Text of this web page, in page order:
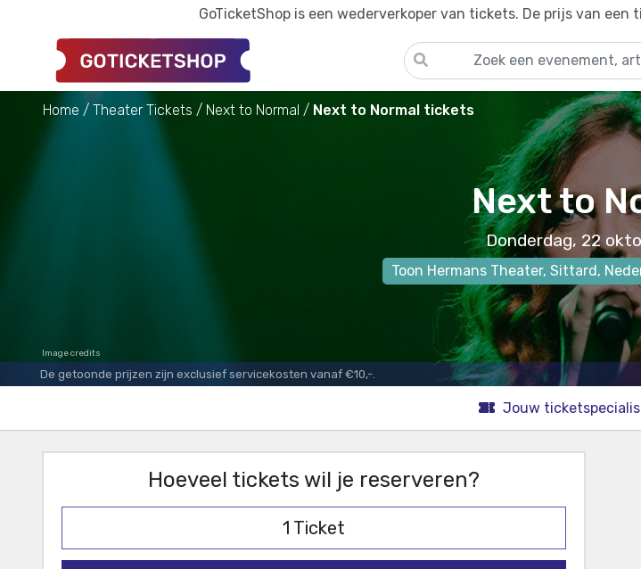
GoTicketShop is een wederverkoper van tickets. De prijs van
Home Theater Tickets Next to Normal Next to Normal tickets
Next to
Donderdag, 22
Toon Hermans Theater, Sittard,
Image credits
De getoonde prijzen zijn exclusief servicekosten vanaf €10,-.
Jouw
Hoeveel tickets wil je reserveren?
1 Ticket